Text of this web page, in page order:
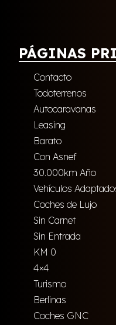
PÁGINAS
Contacto
Todoterrenos
Autocaravanas
Leasing
Barato
Con Asnef
30.000km Año
Vehículos
Coches de Lujo
Sin Carnet
Sin Entrada
KM 0
4×4
Turismo
Berlinas
Coches GNC